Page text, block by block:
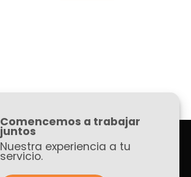
Comencemos a trabajar
juntos
Nuestra experiencia a tu
servicio.